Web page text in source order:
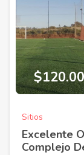
Sitios
Excelente
Complejo